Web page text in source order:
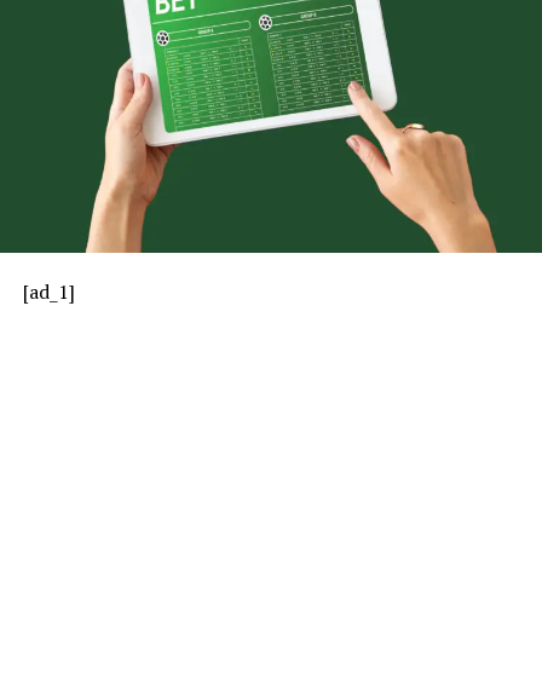
[ad_1]